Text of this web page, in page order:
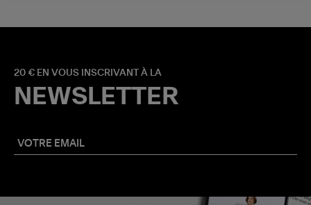
20 € EN VOUS INSCRIVANT À LA
NEWSLETTER